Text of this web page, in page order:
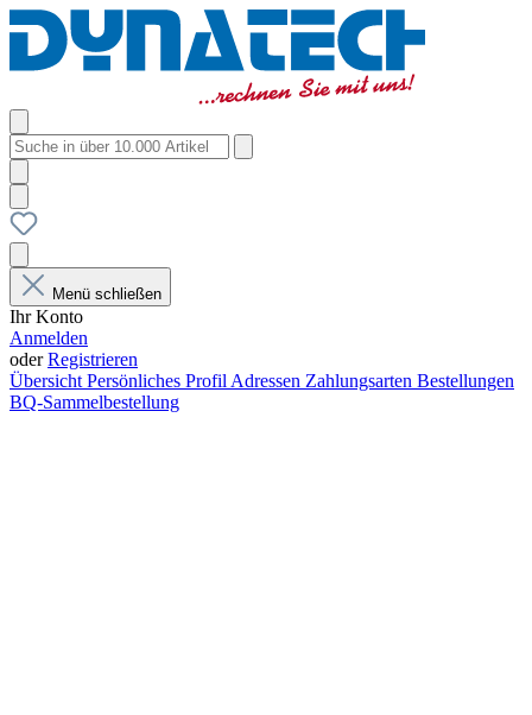
Menü schließen
Ihr Konto
Anmelden
oderRegistrieren
Übersicht Persönliches Profil Adressen Zahlungsarten Bestellungen
BQ-Sammelbestellung